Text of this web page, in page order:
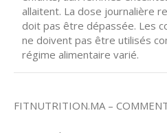
allaitent. La dose journalière
doit pas être dépassée. Les
ne doivent pas être utilisés
régime alimentaire varié.
FITNUTRITION.MA –